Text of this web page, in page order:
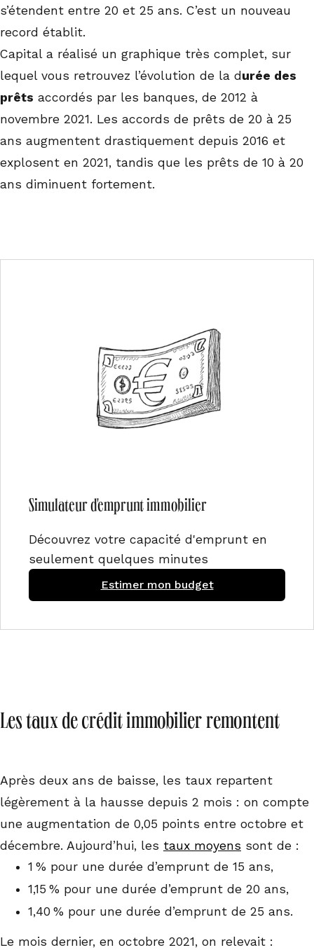
s’étendent entre 20 et 25 ans. C’est un nouveau
record établit.
Capital a réalisé un graphique très complet, sur
lequel vous retrouvez l’évolution de la durée des
prêts accordés par les banques, de 2012 à
novembre 2021. Les accords de prêts de 20 à 25
ans augmentent drastiquement depuis 2016 et
explosent en 2021, tandis que les prêts de 10 à 20
ans diminuent fortement.
Simulateur d'emprunt immobilier
Découvrez votre capacité d'emprunt en
seulement quelques minutes
Estimer mon budget
Les taux de crédit immobilier remontent
Après deux ans de baisse, les taux repartent
légèrement à la hausse depuis 2 mois : on compte
une augmentation de 0,05 points entre octobre et
décembre. Aujourd’hui, les taux moyens sont de :
1 % pour une durée d’emprunt de 15 ans,
1,15 % pour une durée d’emprunt de 20 ans,
1,40 % pour une durée d’emprunt de 25 ans.
Le mois dernier, en octobre 2021, on relevait :